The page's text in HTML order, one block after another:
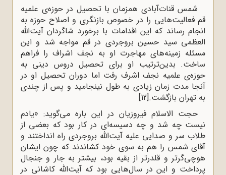
شمس قنات‌آبادی همزمان با تحصیل در حوزه‌ی علمیه
قم فعالیت‌هایی را در خصوص بازنگری و اصلاح حوزه به
انجام رساند که این اقدامات با برخورد شاگردان آیت‌الله
العظمی سید حسین بروجردی در قم مواجه شد و این
مسئله زمینه‌های مهاجرت او به نجف اشراف را فراهم
ساخت. بدین‌ترتیب او برای تحصیل دروس دینی به
حوزه‌ی علمیه نجف اشرف رفت اما دوران تحصیل او در
آنجا مدت زمان زیادی به طول نینجامید و پس از چندی
به تهران بازگشت.[12]
حجت الاسلام فیروزیان در این باره می‌گوید: «یادم
نیست چه شد و چه دسیسه‌ای در کار بود که بعضی از
طلاب سر و صدایی علیه آیت‌الله بروجردی راه انداختند و
آقای شمس را هم به سوی خود کشاندند که چون ایشان
هوچی‌گرتر و قلدرتر از بقیه بود، بیشتر به جار و جنجال
پرداخت و این در سال‌هایی بود که آیت‌الله کاشانی در